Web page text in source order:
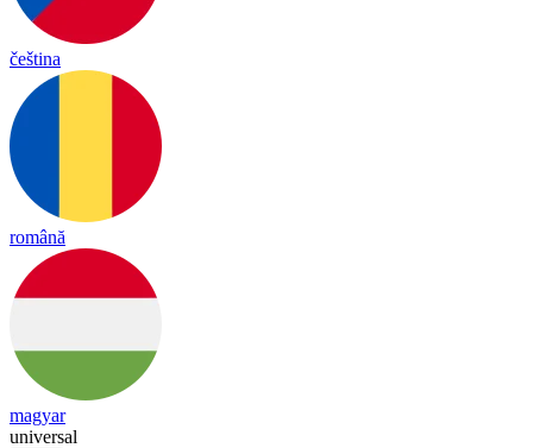
čeština
română
magyar
universal